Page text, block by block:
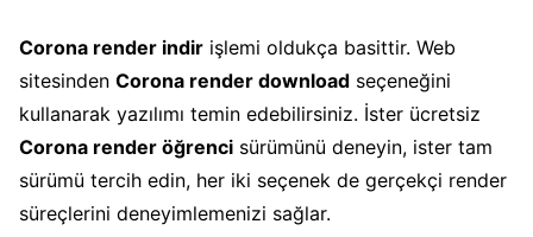
Corona render indir işlemi oldukça basittir. Web
sitesinden Corona render download seçeneğini
kullanarak yazılımı temin edebilirsiniz. İster ücretsiz
Corona render öğrenci sürümünü deneyin, ister tam
sürümü tercih edin, her iki seçenek de gerçekçi render
süreçlerini deneyimlemenizi sağlar.